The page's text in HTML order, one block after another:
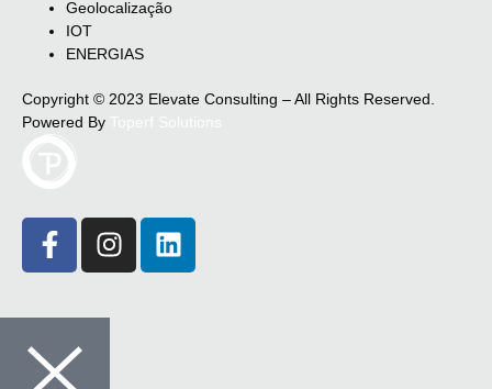
Geolocalização
IOT
ENERGIAS
Copyright © 2023 Elevate Consulting – All Rights Reserved.
Powered By